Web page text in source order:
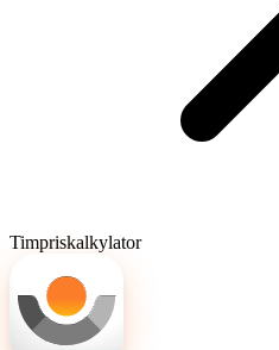
Timpriskalkylator